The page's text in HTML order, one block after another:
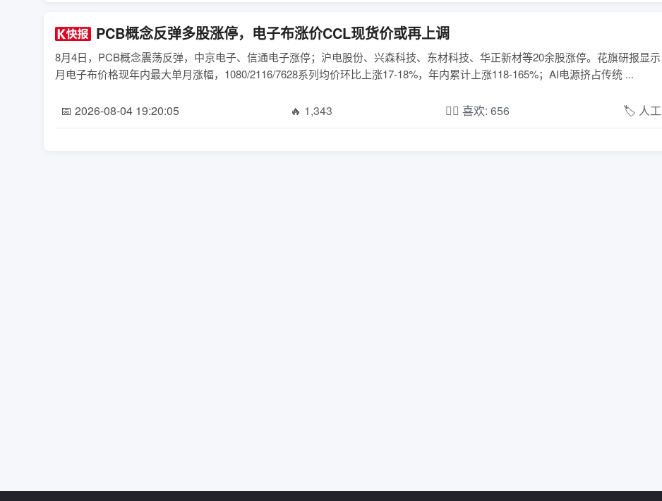
PCB概念反弹多股涨停，电子布涨价CCL现货价或再上调
8月4日，PCB概念震荡反弹，中京电子、信通电子涨停；沪电股份、兴森科技、东材科技、华正新材等20余股涨停。花旗研报显
月电子布价格现年内最大单月涨幅，1080/2116/7628系列均价环比上涨17-18%，年内累计上涨118-165%；AI电源挤占传统 ...
📅 2026-08-04 19:20:05 🔥 1,343 ❤️‍🔥 喜欢: 656 🏷️ 人